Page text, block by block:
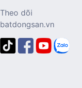
Theo dõi
batdongsan.vn